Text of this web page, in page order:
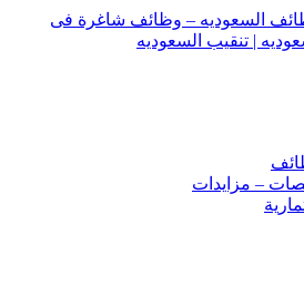
السعوديه
مزايدات